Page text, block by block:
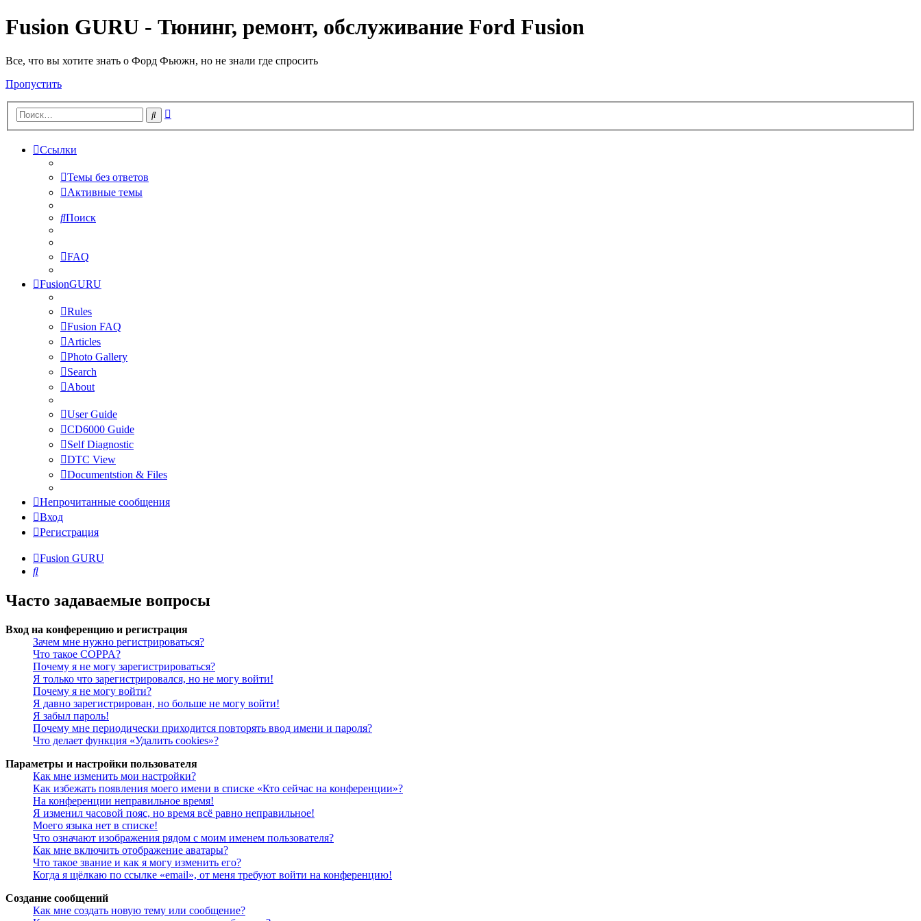
Fusion GURU - Тюнинг, ремонт, обслуживание Ford Fusion
Все, что вы хотите знать о Форд Фьюжн, но не знали где спросить
Пропустить
Поиск
Ссылки
Темы без ответов
Активные темы
Поиск
FAQ
FusionGURU
Rules
Fusion FAQ
Articles
Photo Gallery
Search
About
User Guide
CD6000 Guide
Self Diagnostic
DTC View
Documentstion & Files
Непрочитанные сообщения
Вход
Регистрация
Fusion GURU
Поиск
Часто задаваемые вопросы
Вход на конференцию и регистрация
Зачем мне нужно регистрироваться?
Что такое COPPA?
Почему я не могу зарегистрироваться?
Я только что зарегистрировался, но не могу войти!
Почему я не могу войти?
Я давно зарегистрирован, но больше не могу войти!
Я забыл пароль!
Почему мне периодически приходится повторять ввод имени и пароля?
Что делает функция «Удалить cookies»?
Параметры и настройки пользователя
Как мне изменить мои настройки?
Как избежать появления моего имени в списке «Кто сейчас на конференции»?
На конференции неправильное время!
Я изменил часовой пояс, но время всё равно неправильное!
Моего языка нет в списке!
Что означают изображения рядом с моим именем пользователя?
Как мне включить отображение аватары?
Что такое звание и как я могу изменить его?
Когда я щёлкаю по ссылке «email», от меня требуют войти на конференцию!
Создание сообщений
Как мне создать новую тему или сообщение?